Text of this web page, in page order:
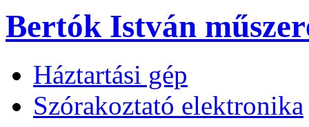
Bertók István
Háztartási gép
Szórakoztató elektronika